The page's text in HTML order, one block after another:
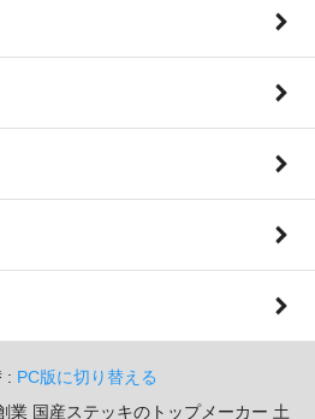
: PC版に切り替える
業 国産ステッキのトップメーカー 土